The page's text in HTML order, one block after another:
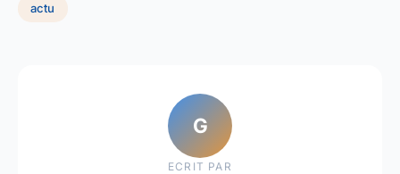
actu
G
ECRIT PAR